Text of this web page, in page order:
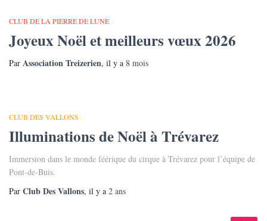
CLUB DE LA PIERRE DE LUNE
Joyeux Noël et meilleurs vœux 2026
Par Association Treizerien, il y a 8 mois
CLUB DES VALLONS
Illuminations de Noël à Trévarez
Immersion dans le monde féérique du cirque à Trévarez pour l’équipe de
Pont-de-Buis.
Par Club Des Vallons, il y a 2 ans